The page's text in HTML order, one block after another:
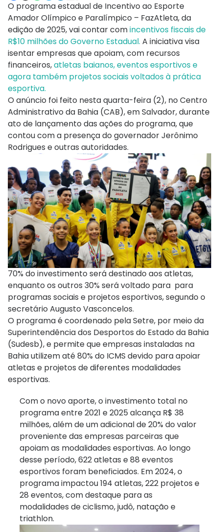
O programa estadual de Incentivo ao Esporte
Amador Olímpico e Paralímpico – FazAtleta, da
edição de 2025, vai contar comincentivos fiscais de
R$10 milhões do Governo Estadual. A iniciativa visa
isentar empresas que apoiam, com recursos
financeiros,atletas baianos, eventos esportivos e
agora também projetos sociais voltados à prática
esportiva.
O anúncio foi feito nesta quarta-feira (2), no Centro
Administrativo da Bahia (CAB), em Salvador, durante
ato de lançamento das ações do programa, que
contou com a presença do governador Jerônimo
Rodrigues e outras autoridades.
70% do investimento será destinado aos atletas,
enquanto os outros 30% será voltado para para
programas sociais e projetos esportivos, segundo o
secretário Augusto Vasconcelos.
O programa é coordenado pela Setre, por meio da
Superintendência dos Desportos do Estado da Bahia
(Sudesb), e permite que empresas instaladas na
Bahia utilizem até 80% do ICMS devido para apoiar
atletas e projetos de diferentes modalidades
esportivas.
Com o novo aporte, o investimento total no
programa entre 2021 e 2025 alcança R$ 38
milhões, além de um adicional de 20% do valor
proveniente das empresas parceiras que
apoiam as modalidades esportivas. Ao longo
desse período, 622 atletas e 88 eventos
esportivos foram beneficiados. Em 2024, o
programa impactou 194 atletas, 222 projetos e
28 eventos, com destaque para as
modalidades de ciclismo, judô, natação e
triathlon.